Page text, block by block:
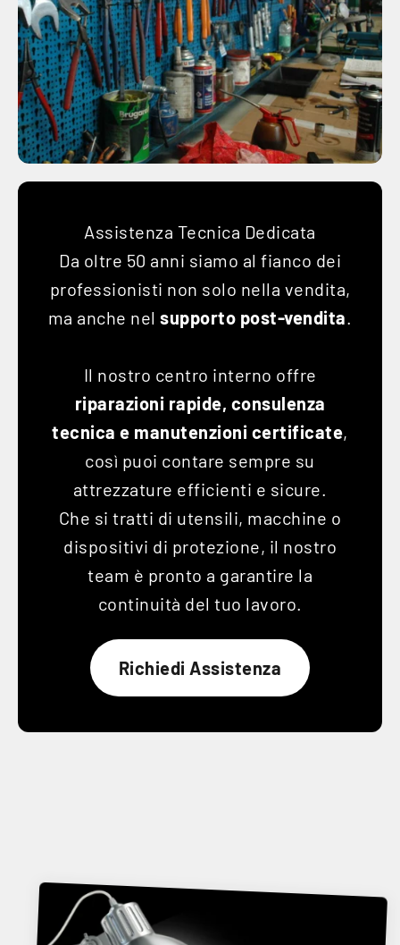
Assistenza Tecnica Dedicata
Da oltre 50 anni siamo al fianco dei
professionisti non solo nella vendita,
ma anche nelsupporto post-vendita.
Il nostro centro interno offre
riparazioni rapide, consulenza
tecnica e manutenzioni certificate,
così puoi contare sempre su
attrezzature efficienti e sicure.
Che si tratti di utensili, macchine o
dispositivi di protezione, il nostro
team è pronto a garantire la
continuità del tuo lavoro.
Richiedi Assistenza
Attrezzaturificiotrovi sempre